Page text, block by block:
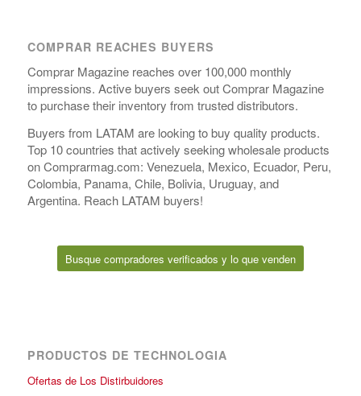
COMPRAR REACHES BUYERS
Comprar Magazine reaches over 100,000 monthly
impressions. Active buyers seek out Comprar Magazine
to purchase their inventory from trusted distributors.
Buyers from LATAM are looking to buy quality products.
Top 10 countries that actively seeking wholesale products
on Comprarmag.com: Venezuela, Mexico, Ecuador, Peru,
Colombia, Panama, Chile, Bolivia, Uruguay, and
Argentina. Reach LATAM buyers!
Busque compradores verificados y lo que venden
PRODUCTOS DE TECHNOLOGIA
Ofertas de Los Distirbuidores